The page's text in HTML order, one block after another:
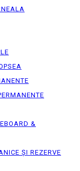
&
ȘI REZERVE